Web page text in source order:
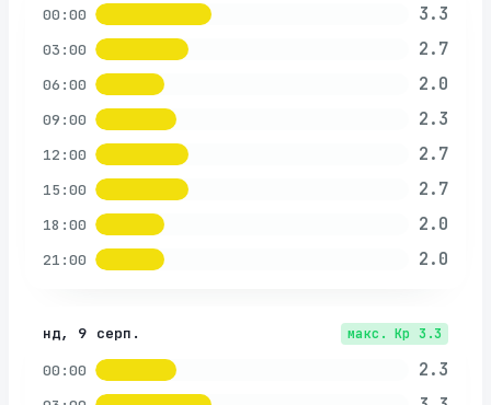
00:00 3.3
03:00 2.7
06:00 2.0
09:00 2.3
12:00 2.7
15:00 2.7
18:00 2.0
21:00 2.0
нд, 9 серп. макс. Kp 3.3
00:00 2.3